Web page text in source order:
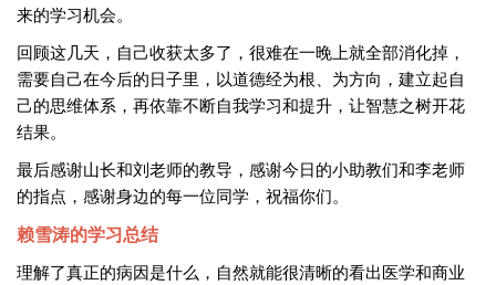
来的学习机会。
回顾这几天，自己收获太多了，很难在一晚上就全部消化掉，
需要自己在今后的日子里，以道德经为根、为方向，建立起自
己的思维体系，再依靠不断自我学习和提升，让智慧之树开花
结果。
最后感谢山长和刘老师的教导，感谢今日的小助教们和李老师
的指点，感谢身边的每一位同学，祝福你们。
赖雪涛的学习总结
理解了真正的病因是什么，自然就能很清晰的看出医学和商业